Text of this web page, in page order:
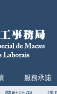
服務承諾